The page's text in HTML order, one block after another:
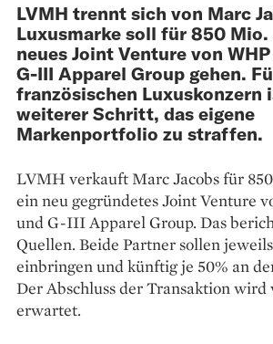
LVMH trennt sich von Marc
Luxusmarke soll für 850 Mio.
neues Joint Venture von
G-III Apparel Group gehen.
französischen Luxuskonzern
weiterer Schritt, das eigene
Markenportfolio zu straffen.
LVMH verkauft Marc Jacobs für
ein neu gegründetes Joint Venture
und G-III Apparel Group. Das
Quellen. Beide Partner sollen
einbringen und künftig je 50% an
Der Abschluss der Transaktion wird
erwartet.